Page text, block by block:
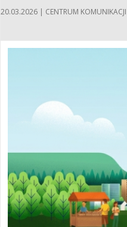
20.03.2026 | CENTRUM KOMUNIKACJI